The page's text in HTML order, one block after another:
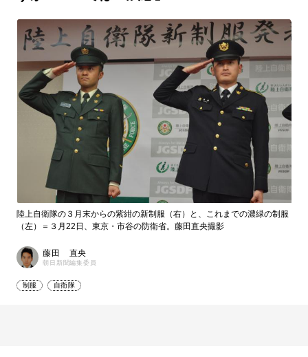
陸上自衛隊の３月末からの紫紺の新制服（右）と、これまでの濃緑の制服
（左）＝３月22日、東京・市谷の防衛省。藤田直央撮影
藤田 直央
朝日新聞編集委員
制服 自衛隊